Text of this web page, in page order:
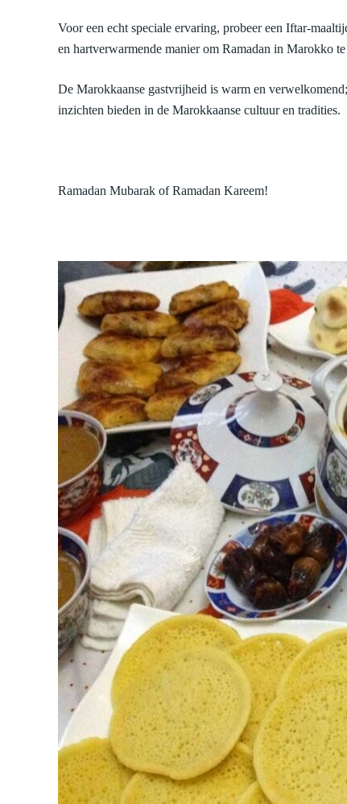
Voor een echt speciale ervaring, probeer een Iftar-
en hartverwarmende manier om Ramadan in Marokko te
De Marokkaanse gastvrijheid is warm en
inzichten bieden in de Marokkaanse cultuur en tradities.
Ramadan Mubarak of Ramadan Kareem!